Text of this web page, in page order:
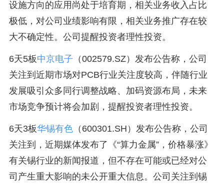
设施方向的应用尚处于培育期，相关业务收入占比
极低，对公司业绩影响有限，相关业务推广存在较
大不确定性。公司提醒投资者理性投资。
6天5板中京电子 （002579.SZ）发布公告称，公司
关注到近期市场对PCB行业关注度较高，伴随行业
发展吸引众多同行调整战略、加码资源布局，未来
市场竞争预计将会加剧，提醒投资者理性投资。
6天3板华锡有色（600301.SH）发布公告称，公司
关注到，近期媒体发布了《“算力金属”，价格暴涨》
有关锡行业的新闻报道，但不存在可能或已经对公
司产生重大影响的未公开重大信息。公司关注到锡